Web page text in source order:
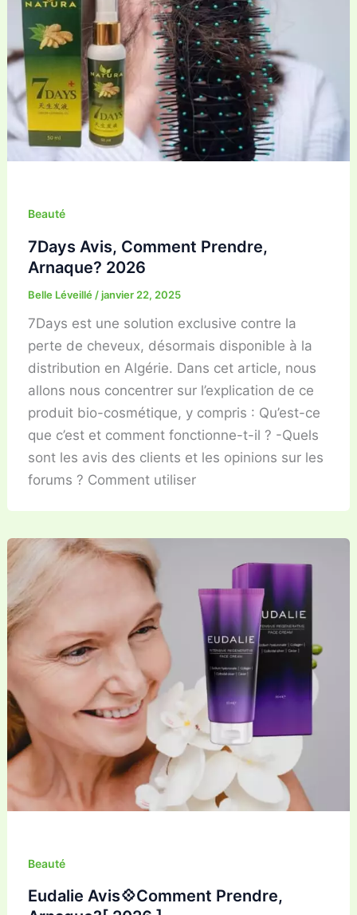
Beauté
7Days Avis, Comment Prendre,
Arnaque? 2026
Belle Léveillé /janvier 22, 2025
7Days est une solution exclusive contre la
perte de cheveux, désormais disponible à la
distribution en Algérie. Dans cet article, nous
allons nous concentrer sur l’explication de ce
produit bio-cosmétique, y compris : Qu’est-ce
que c’est et comment fonctionne-t-il ? -Quels
sont les avis des clients et les opinions sur les
forums ? Comment utiliser
Beauté
Eudalie Avis💠Comment Prendre,